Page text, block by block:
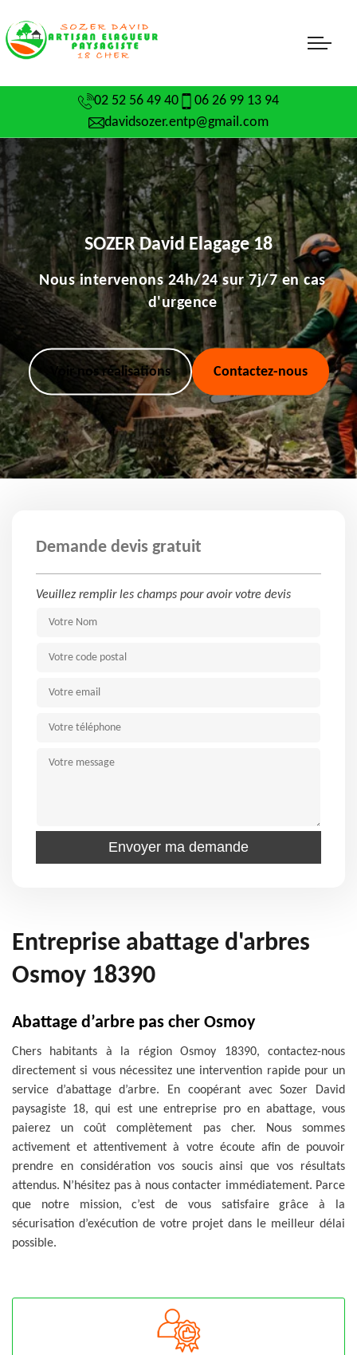
02 52 56 49 40
06 26 99 13 94
davidsozer.entp@gmail.com
SOZER David Elagage 18
Nous intervenons 24h/24 sur 7j/7 en cas
d'urgence
Voir nos réalisations Contactez-nous
Demande devis gratuit
Veuillez remplir les champs pour avoir votre devis
Entreprise abattage d'arbres
Osmoy 18390
Abattage d’arbre pas cher Osmoy
Chers habitants à la région Osmoy 18390, contactez-nous
directement si vous nécessitez une intervention rapide pour un
service d’abattage d’arbre. En coopérant avec Sozer David
paysagiste 18, qui est une entreprise pro en abattage, vous
paierez un coût complètement pas cher. Nous sommes
activement et attentivement à votre écoute afin de pouvoir
prendre en considération vos soucis ainsi que vos résultats
attendus. N’hésitez pas à nous contacter immédiatement. Parce
que notre mission, c’est de vous satisfaire grâce à la
sécurisation d’exécution de votre projet dans le meilleur délai
possible.